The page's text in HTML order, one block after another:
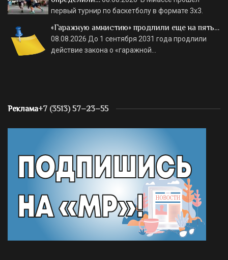
первый турнир по баскетболу в формате 3х3.
«Гаражную амнистию» продлили еще на пять…
08.08.2026 До 1 сентября 2031 года продлили
действие закона о «гаражной…
Реклама+7 (3513) 57–23–55